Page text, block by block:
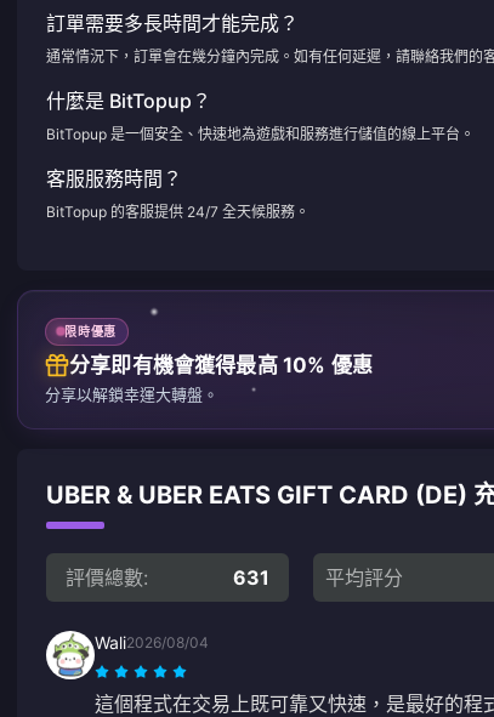
訂單需要多長時間才能完成？
通常情況下，訂單會在幾分鐘內完成。如有任何延遲，請聯絡我們的
什麼是 BitTopup？
BitTopup 是一個安全、快速地為遊戲和服務進行儲值的線上平台。
客服服務時間？
BitTopup 的客服提供 24/7 全天候服務。
限時優惠
分享即有機會獲得最高 10% 優惠
分享以解鎖幸運大轉盤。
UBER & UBER EATS GIFT CARD (DE)
評價總數: 631 平均評分
Wali2026/08/04
這個程式在交易上既可靠又快速，是最好的程